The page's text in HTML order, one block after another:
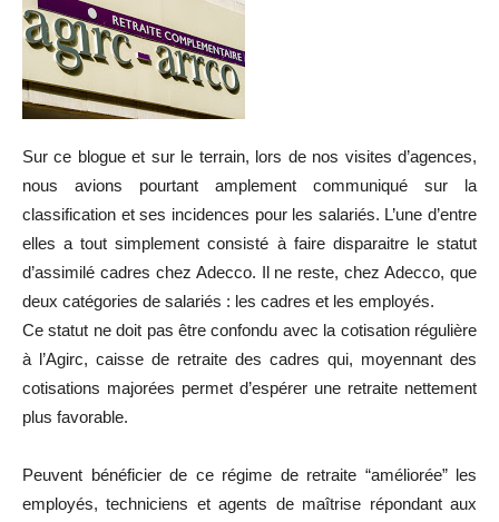
Sur ce blogue et sur le terrain, lors de nos visites d’agences,
nous avions pourtant amplement communiqué sur la
classification et ses incidences pour les salariés. L’une d’entre
elles a tout simplement consisté à faire disparaitre le statut
d’assimilé cadres chez Adecco. Il ne reste, chez Adecco, que
deux catégories de salariés : les cadres et les employés.
Ce statut ne doit pas être confondu avec la cotisation régulière
à l’Agirc, caisse de retraite des cadres qui, moyennant des
cotisations majorées permet d’espérer une retraite nettement
plus favorable.
Peuvent bénéficier de ce régime de retraite “améliorée” les
employés, techniciens et agents de maîtrise répondant aux